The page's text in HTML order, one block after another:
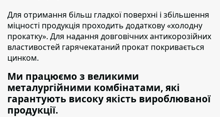
Для отримання більш гладкої поверхні і збільшення
міцності продукція проходить додаткову «холодну
прокатку». Для надання довговічних антикорозійних
властивостей гарячекатаний прокат покривається
цинком.
Ми працюємо з великими
металургійними комбінатами, які
гарантують високу якість вироблюваної
продукції.